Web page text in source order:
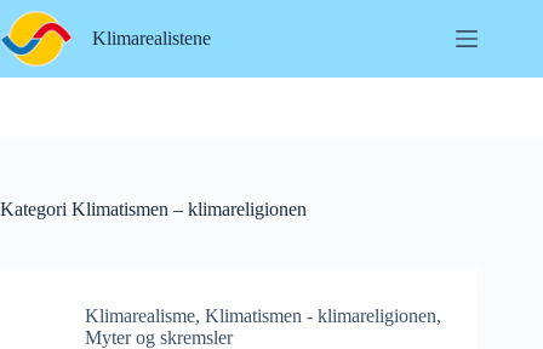
Hopp
til
innholdet
Klimarealistene
Kategori Klimatismen – klimareligionen
Klimarealisme, Klimatismen - klimareligionen,
Myter og skremsler